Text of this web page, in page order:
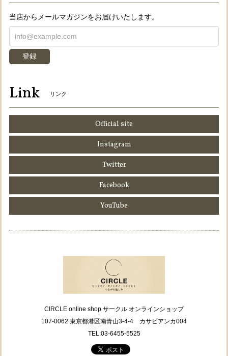
当店からメールマガジンをお届けいたします。
登録
Link リンク
Official site
Instagram
Twitter
Facebook
YouTube
CIRCLE online shop サークル オンラインショップ
107-0062 東京都港区南青山3-4-4 カサビアンカ004
TEL:03-6455-5525